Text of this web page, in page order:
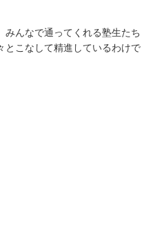
みんなで通ってくれる塾生たち
とこなして精進しているわけで